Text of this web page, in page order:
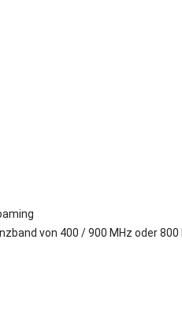
von 400 / 900 MHz oder